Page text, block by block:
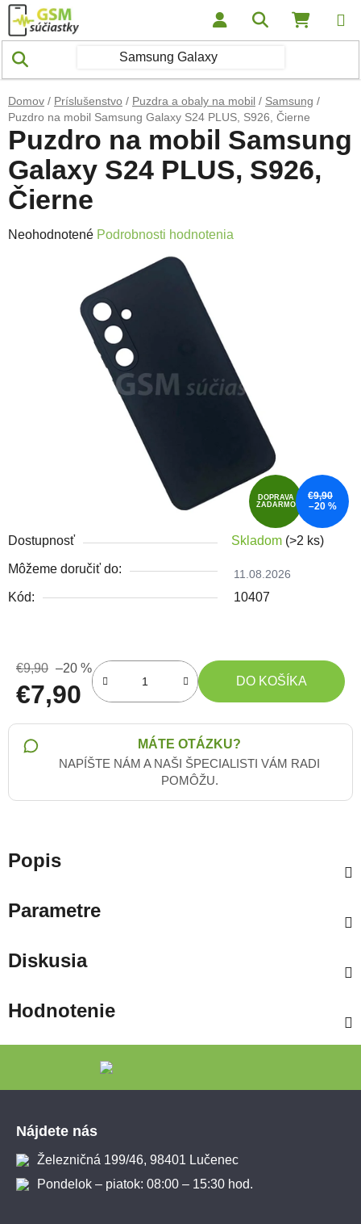
Prejsť na obsah Hľadať
Domov / Príslušenstvo / Puzdra a obaly na mobil / Samsung /
Puzdro na mobil Samsung Galaxy S24 PLUS, S926, Čierne
Dostupnosť Skladom (>2 ks)
Môžeme doručiť do: 11.08.2026
Kód: 10407
€9,90 –20 %
€7,90 DO KOŠÍKA
MÁTE OTÁZKU?
NAPÍŠTE NÁM A NAŠI ŠPECIALISTI VÁM RADI
POMÔŽU.
Puzdro na mobil Samsung
Galaxy S24 PLUS, S926,
Čierne
Priemerné hodnotenie produktu je 0,0 z 5 hviezdičiek.
Neohodnotené Podrobnosti hodnotenia
DOPRAVA
ZADARMO
€9,90
–20 %
Popis
Parametre
Diskusia
Hodnotenie
Nájdete nás
Železničná 199/46, 98401 Lučenec
Pondelok – piatok: 08:00 – 15:30 hod.